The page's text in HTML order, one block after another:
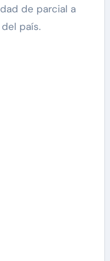
de parcial a
país.